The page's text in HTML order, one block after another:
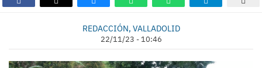
REDACCIÓN, VALLADOLID
22/11/23 - 10:46